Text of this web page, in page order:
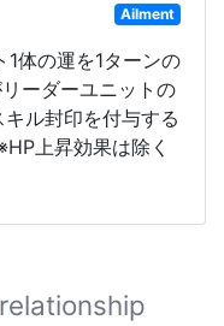
Ailment
体の運を1ターンの
ーダーユニットの
ル封印を付与する
上昇効果は除く